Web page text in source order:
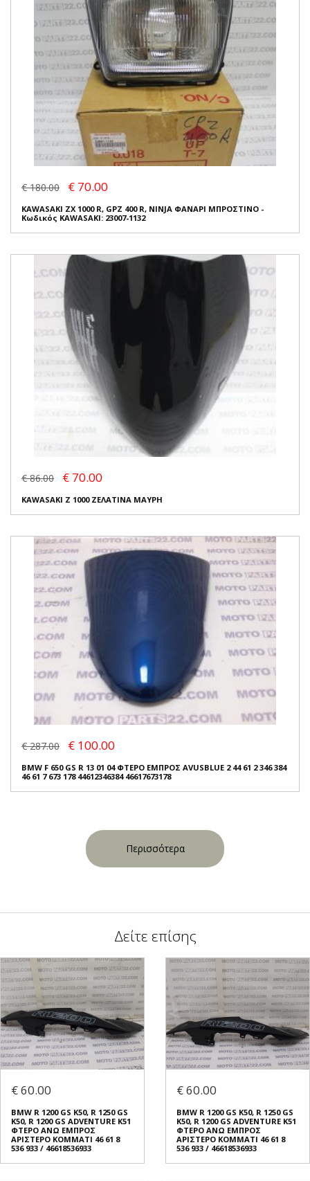
€ 180.00 € 70.00
KAWASAKI ZX 1000 R, GPZ 400 R, NINJA ΦΑΝΑΡΙ ΜΠΡΟΣΤΙΝΟ -
Κωδικός KAWASAKI: 23007-1132
€ 86.00 € 70.00
KAWASAKI Z 1000 ΖΕΛΑΤΙΝΑ ΜΑΥΡΗ
€ 287.00 € 100.00
BMW F 650 GS R 13 01 04 ΦΤΕΡΟ ΕΜΠΡΟΣ AVUSBLUE 2 44 61 2 346 384
46 61 7 673 178 44612346384 46617673178
Περισσότερα
Δείτε επίσης
€ 60.00
BMW R 1200 GS K50, R 1250 GS
K50, R 1200 GS ADVENTURE K51
ΦΤΕΡO ΑΝΩ ΕΜΠΡΟΣ
ΑΡΙΣΤΕΡΟ ΚΟΜΜΑΤΙ 46 61 8
536 933 / 46618536933
€ 60.00
BMW R 1200 GS K50, R 1250 GS
K50, R 1200 GS ADVENTURE K51
ΦΤΕΡO ΑΝΩ ΕΜΠΡΟΣ
ΑΡΙΣΤΕΡΟ ΚΟΜΜΑΤΙ 46 61 8
536 933 / 46618536933